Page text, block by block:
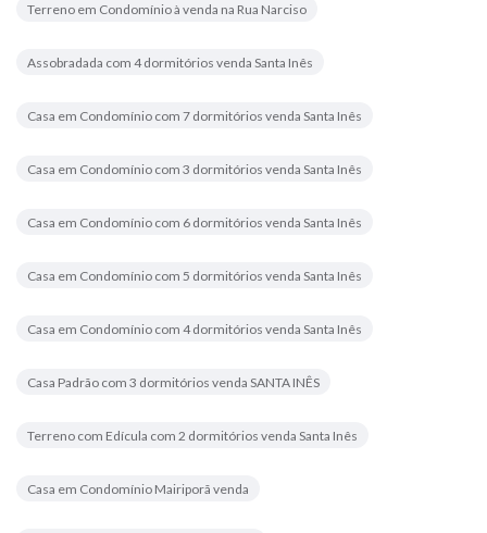
Terreno em Condomínio à venda na Rua Narciso
Assobradada com 4 dormitórios venda Santa Inês
Casa em Condomínio com 7 dormitórios venda Santa Inês
Casa em Condomínio com 3 dormitórios venda Santa Inês
Casa em Condomínio com 6 dormitórios venda Santa Inês
Casa em Condomínio com 5 dormitórios venda Santa Inês
Casa em Condomínio com 4 dormitórios venda Santa Inês
Casa Padrão com 3 dormitórios venda SANTA INÊS
Terreno com Edícula com 2 dormitórios venda Santa Inês
Casa em Condomínio Mairiporã venda